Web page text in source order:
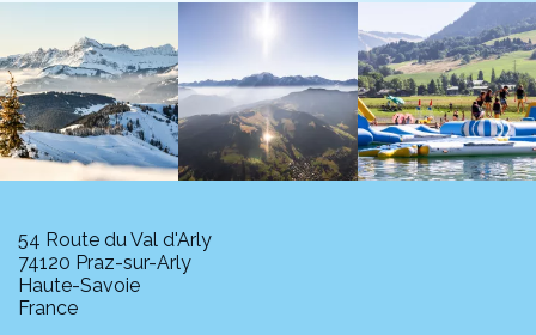
54 Route du Val d'Arly
74120 Praz-sur-Arly
Haute-Savoie
France